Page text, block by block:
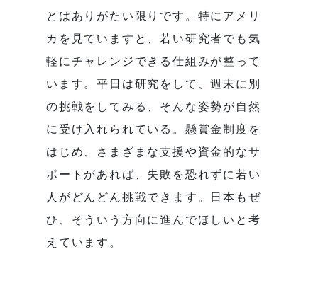
とはありがたい限りです。特にアメリ
カを見ていますと、若い研究者でも気
軽にチャレンジできる仕組みが整って
います。平日は研究をして、週末に別
の挑戦をしてみる、そんな姿勢が自然
に受け入れられている。懸賞金制度を
はじめ、さまざまな支援や資金的なサ
ポートがあれば、失敗を恐れずに若い
人がどんどん挑戦できます。日本もぜ
ひ、そういう方向に進んでほしいと考
えています。